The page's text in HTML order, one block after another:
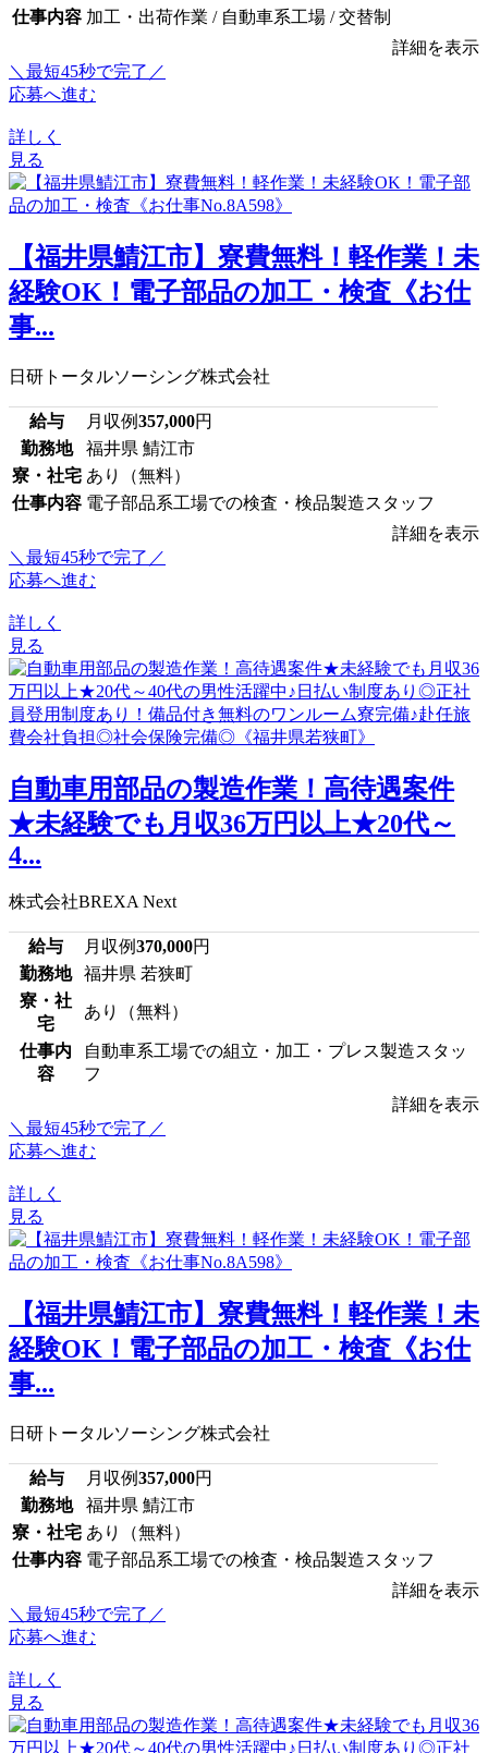
仕事内容 加工・出荷作業 / 自動車系工場 / 交替制
詳細を表示
＼最短45秒で完了／
応募へ進む
詳しく
見る
【福井県鯖江市】寮費無料！軽作業！未
経験OK！電子部品の加工・検査《お仕
事...
日研トータルソーシング株式会社
給与 月収例357,000円
勤務地
福井県 鯖江市
寮・社宅 あり（無料）
仕事内容 電子部品系工場での検査・検品製造スタッフ
詳細を表示
＼最短45秒で完了／
応募へ進む
詳しく
見る
自動車用部品の製造作業！高待遇案件
★未経験でも月収36万円以上★20代～
4...
株式会社BREXA Next
給与 月収例370,000円
勤務地
福井県 若狭町
寮・社
宅
あり（無料）
仕事内
容
自動車系工場での組立・加工・プレス製造スタッ
フ
詳細を表示
＼最短45秒で完了／
応募へ進む
詳しく
見る
【福井県鯖江市】寮費無料！軽作業！未
経験OK！電子部品の加工・検査《お仕
事...
日研トータルソーシング株式会社
給与 月収例357,000円
勤務地
福井県 鯖江市
寮・社宅 あり（無料）
仕事内容 電子部品系工場での検査・検品製造スタッフ
詳細を表示
＼最短45秒で完了／
応募へ進む
詳しく
見る